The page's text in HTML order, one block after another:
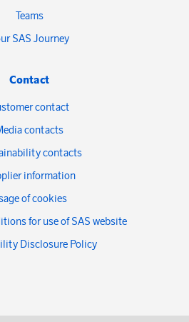
Teams
SAS Journey
Contact
contact
contacts
contacts
information
of cookies
for use of SAS website
Disclosure Policy